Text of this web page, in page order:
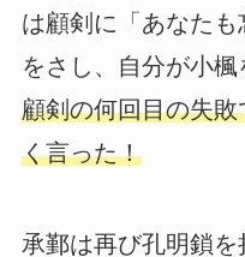
は顧剣に「あなた
をさし、自分が小楓
顧剣の何回目の失
く言った！
承鄞は再び孔明鎖